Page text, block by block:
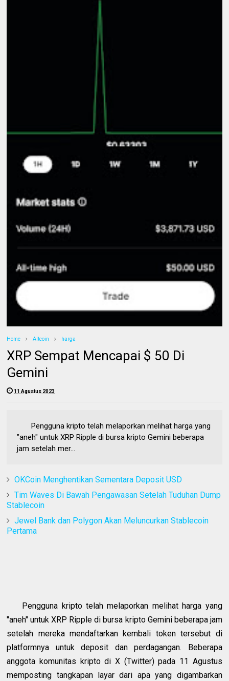
Home Altcoin harga
XRP Sempat Mencapai $ 50 Di
Gemini
11 Agustus 2023
Pengguna kripto telah melaporkan melihat harga yang
"aneh" untuk XRP Ripple di bursa kripto Gemini beberapa
jam setelah mer...
OKCoin Menghentikan Sementara Deposit USD
Tim Waves Di Bawah Pengawasan Setelah Tuduhan Dump
Stablecoin
Jewel Bank dan Polygon Akan Meluncurkan Stablecoin
Pertama
Pengguna kripto telah melaporkan melihat harga yang
"aneh" untuk XRP Ripple di bursa kripto Gemini beberapa jam
setelah mereka mendaftarkan kembali token tersebut di
platformnya untuk deposit dan perdagangan. Beberapa
anggota komunitas kripto di X (Twitter) pada 11 Agustus
memposting tangkapan layar dari apa yang digambarkan